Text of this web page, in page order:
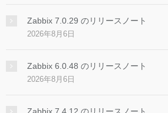
Zabbix 7.0.29 のリリースノート
2026年8月6日
Zabbix 6.0.48 のリリースノート
2026年8月6日